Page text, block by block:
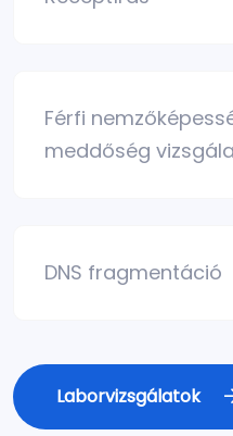
Férfi
meddőség
DNS fragmentáció
Laborvizsgálatok